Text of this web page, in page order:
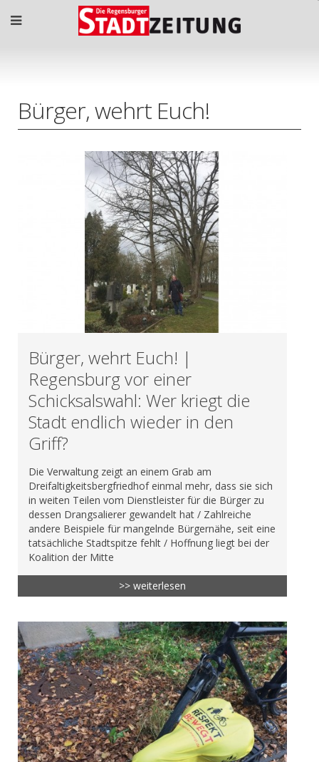
Bürger, wehrt Euch!
Bürger, wehrt Euch! |
Regensburg vor einer
Schicksalswahl: Wer kriegt die
Stadt endlich wieder in den
Griff?
Die Verwaltung zeigt an einem Grab am
Dreifaltigkeitsbergfriedhof einmal mehr, dass sie sich
in weiten Teilen vom Dienstleister für die Bürger zu
dessen Drangsalierer gewandelt hat / Zahlreiche
andere Beispiele für mangelnde Bürgernähe, seit eine
tatsächliche Stadtspitze fehlt / Hoffnung liegt bei der
Koalition der Mitte
>> weiterlesen